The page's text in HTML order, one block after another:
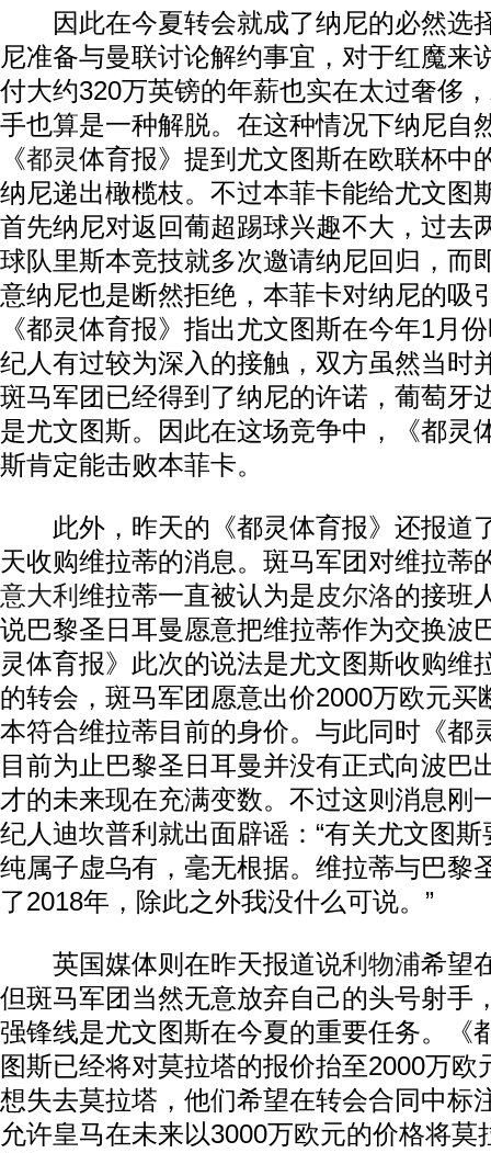
因此在今夏转会就成了纳尼的必然选
尼准备与曼联讨论解约事宜，对于红魔来
付大约320万英镑的年薪也实在太过奢侈
手也算是一种解脱。在这种情况下纳尼自
《都灵体育报》提到尤文图斯在欧联杯中
纳尼递出橄榄枝。不过本菲卡能给尤文图
首先纳尼对返回葡超踢球兴趣不大，过去
球队里斯本竞技就多次邀请纳尼回归，而
意纳尼也是断然拒绝，本菲卡对纳尼的吸
《都灵体育报》指出尤文图斯在今年1月
纪人有过较为深入的接触，双方虽然当时
斑马军团已经得到了纳尼的许诺，葡萄牙
是尤文图斯。因此在这场竞争中，《都灵
斯肯定能击败本菲卡。
此外，昨天的《都灵体育报》还报道
天收购维拉蒂的消息。斑马军团对维拉蒂
意大利 维拉蒂一直被认为是皮尔洛的接班
说巴黎圣日耳曼愿意把维拉蒂作为交换波
灵体育报》此次的说法是尤文图斯收购维
的转会，斑马军团愿意出价2000万欧元买
本符合维拉蒂目前的身价。与此同时《都
目前为止巴黎圣日耳曼并没有正式向波巴
才的未来现在充满变数。不过这则消息刚
纪人迪坎普利就出面辟谣：“有关尤文图
纯属子虚乌有，毫无根据。维拉蒂与巴黎
了2018年，除此之外我没什么可说。”
英国媒体则在昨天报道说利物浦希望
但斑马军团当然无意放弃自己的头号射手
强锋线是尤文图斯在今夏的重要任务。《
图斯已经将对莫拉塔的报价抬至2000万欧
想失去莫拉塔，他们希望在转会合同中标
允许皇马在未来以3000万欧元的价格将莫